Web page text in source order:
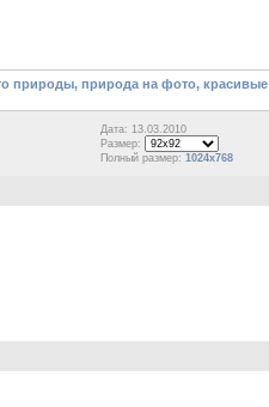
природы, природа на фото, красивые
Дата: 13.03.2010
Размер:
Полный размер: 1024x768